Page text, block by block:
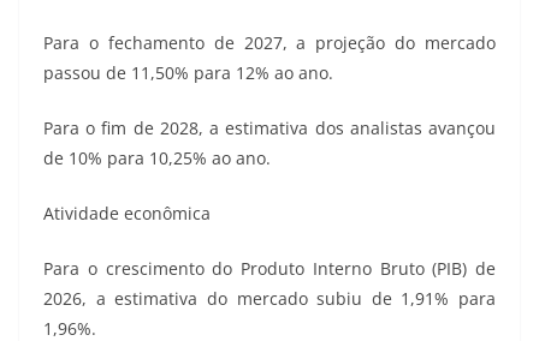
Para o fechamento de 2027, a projeção do mercado
passou de 11,50% para 12% ao ano.
Para o fim de 2028, a estimativa dos analistas avançou
de 10% para 10,25% ao ano.
Atividade econômica
Para o crescimento do Produto Interno Bruto (PIB) de
2026, a estimativa do mercado subiu de 1,91% para
1,96%.